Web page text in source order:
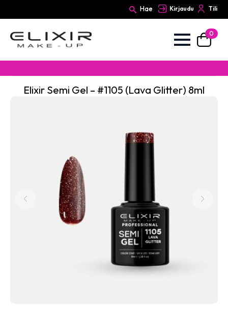
Hae Kirjaudu Tili
0
Elixir Semi Gel – #1105 (Lava Glitter) 8ml